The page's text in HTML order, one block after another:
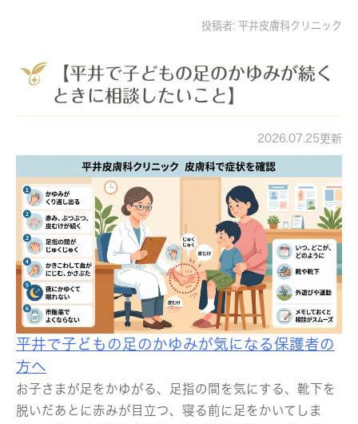
投稿者: 平井皮膚科クリニック
【平井で子どもの足のかゆみが続く
ときに相談したいこと】
2026.07.25更新
平井で子どもの足のかゆみが気になる保護者の
方へ
お子さまが足をかゆがる、足指の間を気にする、靴下を
脱いだあとに赤みが目立つ、寝る前に足をかいてしま